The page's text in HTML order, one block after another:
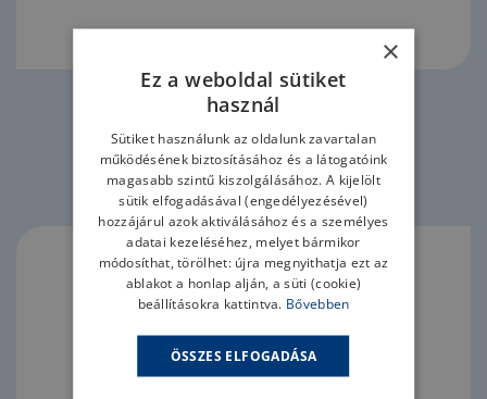
EOS THERMO-TEC szaunakályha
×
Ez a weboldal sütiket
használ
Sütiket használunk az oldalunk zavartalan
működésének biztosításához és a látogatóink
magasabb szintű kiszolgálásához. A kijelölt
sütik elfogadásával (engedélyezésével)
hozzájárul azok aktiválásához és a személyes
adatai kezeléséhez, melyet bármikor
módosíthat, törölhet: újra megnyithatja ezt az
ablakot a honlap alján, a süti (cookie)
beállításokra kattintva. Bővebben
ÖSSZES ELFOGADÁSA